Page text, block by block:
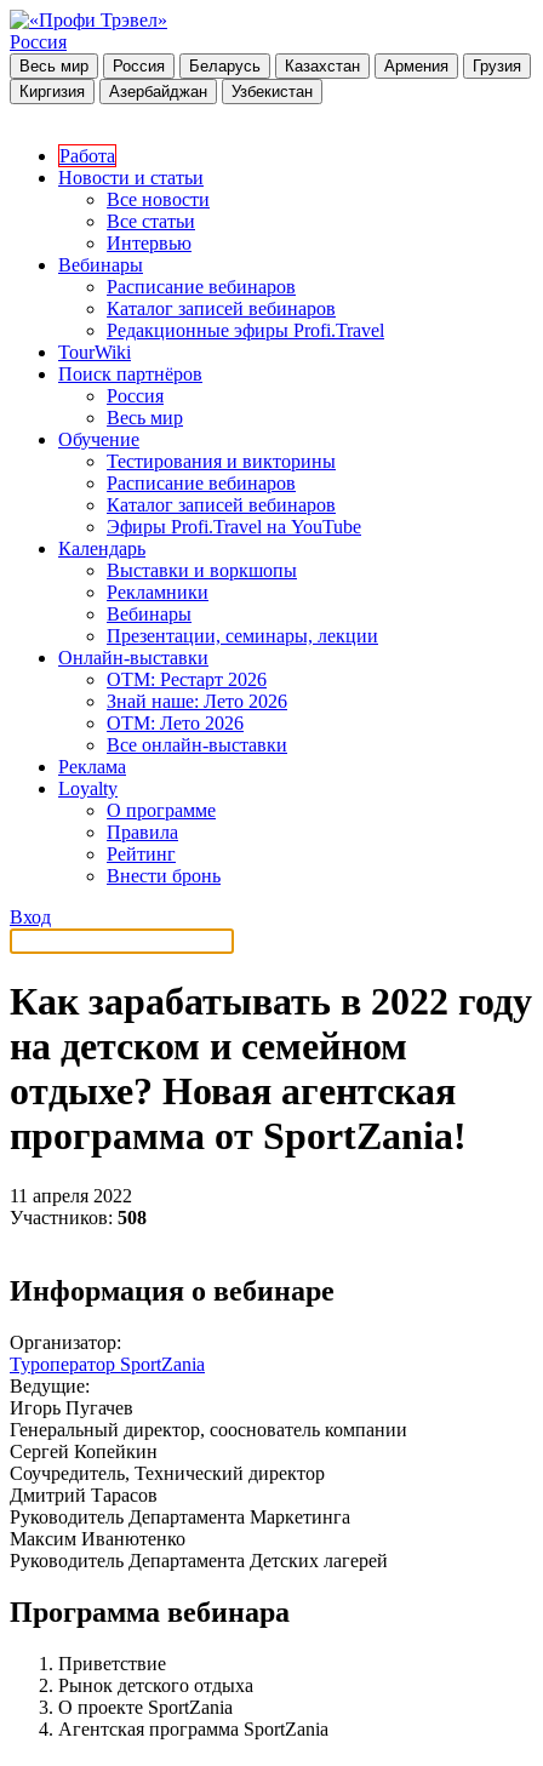
Россия
Весь мир Россия Беларусь Казахстан Армения
Грузия
Киргизия
Азербайджан Узбекистан
Работа
Новости и статьи
Все новости
Все статьи
Интервью
Вебинары
Расписание вебинаров
Каталог записей вебинаров
Редакционные эфиры Profi.Travel
TourWiki
Поиск партнёров
Россия
Весь мир
Обучение
Тестирования и викторины
Расписание вебинаров
Каталог записей вебинаров
Эфиры Profi.Travel на YouTube
Календарь
Выставки и воркшопы
Рекламники
Вебинары
Презентации, семинары, лекции
Онлайн-выставки
OTM: Рестарт 2026
Знай наше: Лето 2026
OTM: Лето 2026
Все онлайн-выставки
Реклама
Loyalty
О программе
Правила
Рейтинг
Внести бронь
Вход
Как зарабатывать в 2022 году
на детском и семейном
отдыхе? Новая агентская
программа от SportZania!
11 апреля 2022
Участников: 508
Информация о вебинаре
Организатор:
Туроператор SportZania
Ведущие:
Игорь Пугачев
Генеральный директор, сооснователь компании
Сергей Копейкин
Соучредитель, Технический директор
Дмитрий Тарасов
Руководитель Департамента Маркетинга
Максим Иванютенко
Руководитель Департамента Детских лагерей
Программа вебинара
Приветствие
Рынок детского отдыха
О проекте SportZania
Агентская программа SportZania